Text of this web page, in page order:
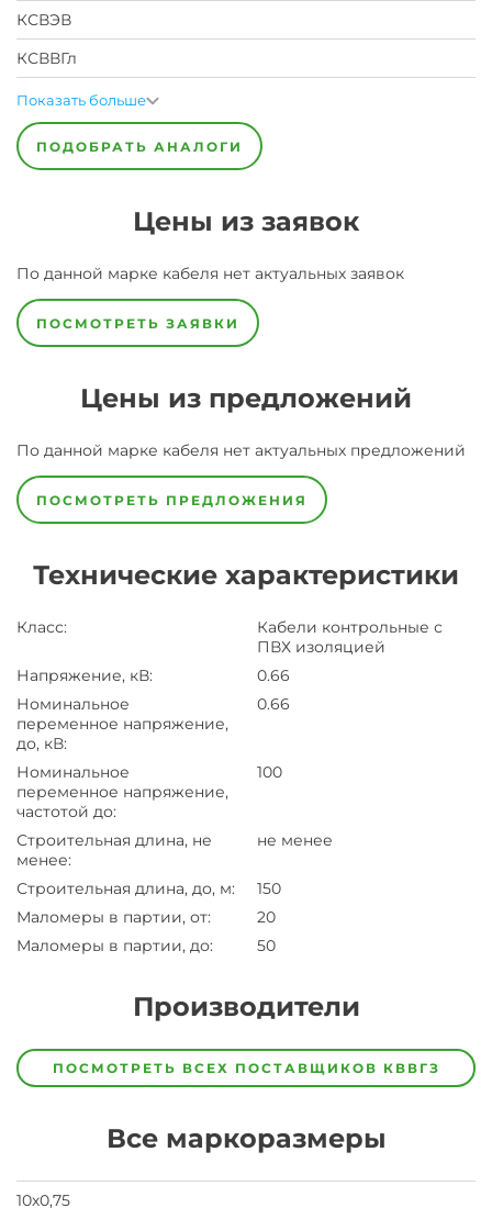
КСВЭВ
КСВВГл
Показать больше
ПОДОБРАТЬ АНАЛОГИ
Цены из заявок
По данной марке кабеля нет актуальных заявок
ПОСМОТРЕТЬ ЗАЯВКИ
Цены из предложений
По данной марке кабеля нет актуальных предложений
ПОСМОТРЕТЬ ПРЕДЛОЖЕНИЯ
Технические характеристики
Класс:
Кабели контрольные с
ПВХ изоляцией
Напряжение, кВ:
0.66
Номинальное
переменное напряжение,
до, кВ:
0.66
Номинальное
переменное напряжение,
частотой до:
100
Строительная длина, не
менее:
не менее
Строительная длина, до, м:
150
Маломеры в партии, от:
20
Маломеры в партии, до: 50
Производители
Завод Завод-
изготовитель
заявка
на
ПОСМОТРЕТЬ ВСЕХ ПОСТАВЩИКОВ КВВГЗ
Все маркоразмеры
10х0,75